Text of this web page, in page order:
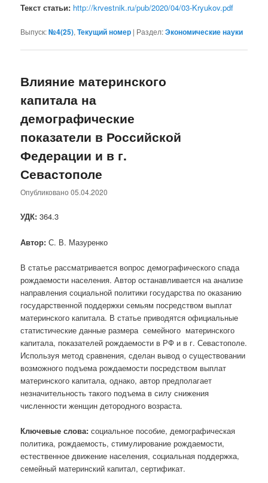
Текст статьи: http://krvestnik.ru/pub/2020/04/03-Kryukov.pdf
Выпуск:№4(25),Текущий номер | Раздел:Экономические науки
Влияние материнского
капитала на
демографические
показатели в Российской
Федерации и в г.
Севастополе
Опубликовано05.04.2020
УДК: 364.3
Автор: С. В. Мазуренко
В статье рассматривается вопрос демографического спада
рождаемости населения. Автор останавливается на анализе
направления социальной политики государства по оказанию
государственной поддержки семьям посредством выплат
материнского капитала. В статье приводятся официальные
статистические данные размера семейного материнского
капитала, показателей рождаемости в РФ и в г. Севастополе.
Используя метод сравнения, сделан вывод о существовании
возможного подъема рождаемости посредством выплат
материнского капитала, однако, автор предполагает
незначительность такого подъема в силу снижения
численности женщин детородного возраста.
Ключевые слова: социальное пособие, демографическая
политика, рождаемость, стимулирование рождаемости,
естественное движение населения, социальная поддержка,
семейный материнский капитал, сертификат.